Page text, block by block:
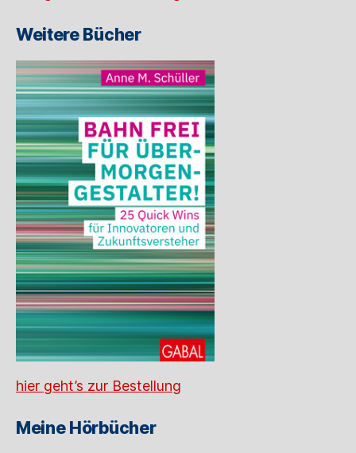
Weitere Bücher
hier geht’s zur Bestellung
Meine Hörbücher